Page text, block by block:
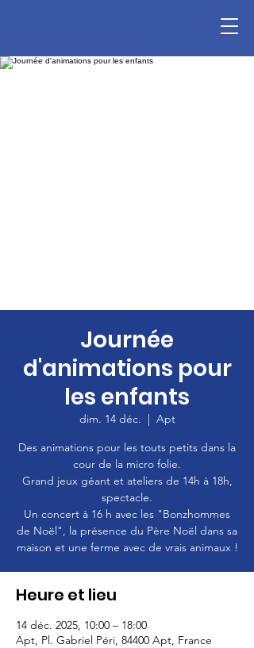
Journée
d'animations pour
les enfants
dim. 14 déc.
  |
Apt
Des animations pour les touts petits dans la
cour de la micro folie.
Grand jeux géant et ateliers de 14h à 18h,
spectacle.
Un concert à 16 h avec les "Bonzhommes
de Noël", la présence du Père Noël dans sa
maison et une ferme avec de vrais animaux !
Heure et lieu
14 déc. 2025, 10:00 – 18:00
Apt, Pl. Gabriel Péri, 84400 Apt, France